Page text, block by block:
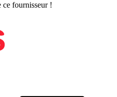
ce fournisseur !